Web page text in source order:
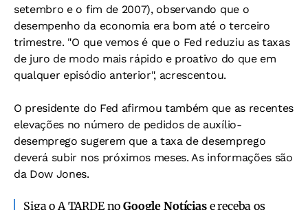
setembro e o fim de 2007), observando que o
desempenho da economia era bom até o terceiro
trimestre. "O que vemos é que o Fed reduziu as taxas
de juro de modo mais rápido e proativo do que em
qualquer episódio anterior", acrescentou.
O presidente do Fed afirmou também que as recentes
elevações no número de pedidos de auxílio-
desemprego sugerem que a taxa de desemprego
deverá subir nos próximos meses. As informações são
da Dow Jones.
Siga o A TARDE noGoogle Notíciase receba os